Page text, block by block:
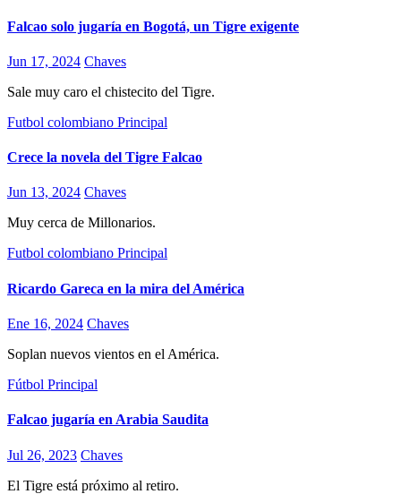
Falcao solo jugaría en Bogotá, un Tigre exigente
Jun 17, 2024 Chaves
Sale muy caro el chistecito del Tigre.
Futbol colombiano Principal
Crece la novela del Tigre Falcao
Jun 13, 2024 Chaves
Muy cerca de Millonarios.
Futbol colombiano Principal
Ricardo Gareca en la mira del América
Ene 16, 2024 Chaves
Soplan nuevos vientos en el América.
Fútbol Principal
Falcao jugaría en Arabia Saudita
Jul 26, 2023 Chaves
El Tigre está próximo al retiro.